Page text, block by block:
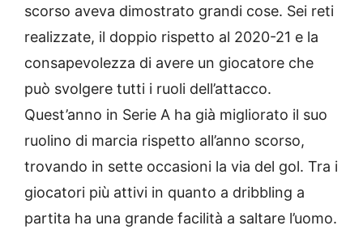
scorso aveva dimostrato grandi cose. Sei reti
realizzate, il doppio rispetto al 2020-21 e la
consapevolezza di avere un giocatore che
può svolgere tutti i ruoli dell’attacco.
Quest’anno in Serie A ha già migliorato il suo
ruolino di marcia rispetto all’anno scorso,
trovando in sette occasioni la via del gol. Tra i
giocatori più attivi in quanto a dribbling a
partita ha una grande facilità a saltare l’uomo.